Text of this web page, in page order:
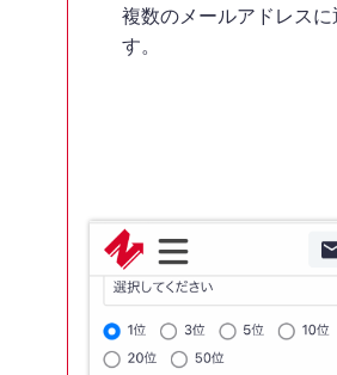
複数のメールアドレス
す。